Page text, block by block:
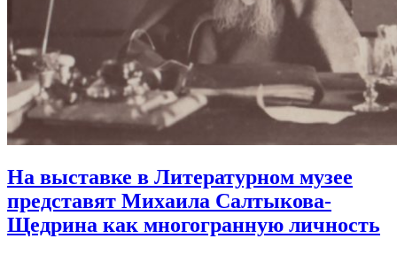
На выставке в Литературном музее
представят Михаила Салтыкова-
Щедрина как многогранную личность